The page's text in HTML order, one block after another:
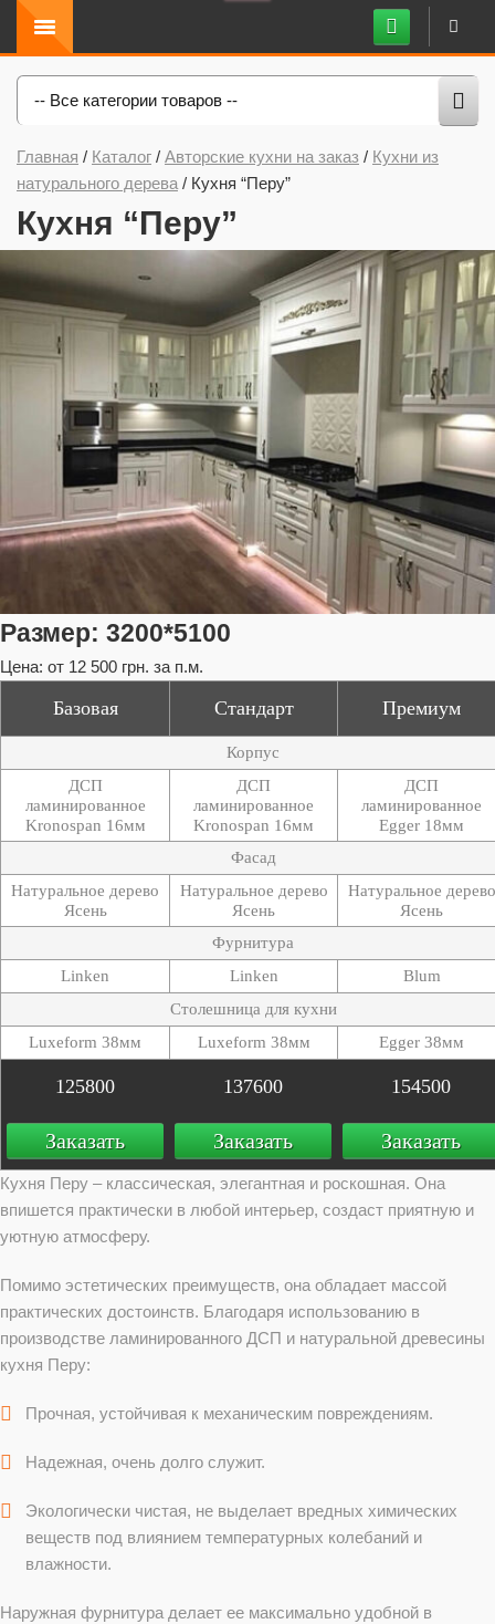
-- Все категории товаров --
Главная / Каталог / Авторские кухни на заказ / Кухни из
натурального дерева / Кухня “Перу”
Кухня “Перу”
Размер: 3200*5100
Цена: от 12 500 грн. за п.м.
Базовая Стандарт Премиум
Корпус
ДСП
ламинированное
Kronospan 16мм
ДСП
ламинированное
Kronospan 16мм
ДСП
ламинированное
Egger 18мм
Фасад
Натуральное дерево
Ясень
Натуральное дерево
Ясень
Натуральное дерево
Ясень
Фурнитура
Linken
Linken
Blum
Столешница для кухни
Luxeform 38мм
Luxeform 38мм Egger 38мм
125800 137600 154500
Заказать Заказать Заказать
Кухня Перу – классическая, элегантная и роскошная. Она
впишется практически в любой интерьер, создаст приятную и
уютную атмосферу.
Помимо эстетических преимуществ, она обладает массой
практических достоинств. Благодаря использованию в
производстве ламинированного ДСП и натуральной древесины
кухня Перу:
Прочная, устойчивая к механическим повреждениям.
Надежная, очень долго служит.
Экологически чистая, не выделает вредных химических
веществ под влиянием температурных колебаний и
влажности.
Наружная фурнитура делает ее максимально удобной в